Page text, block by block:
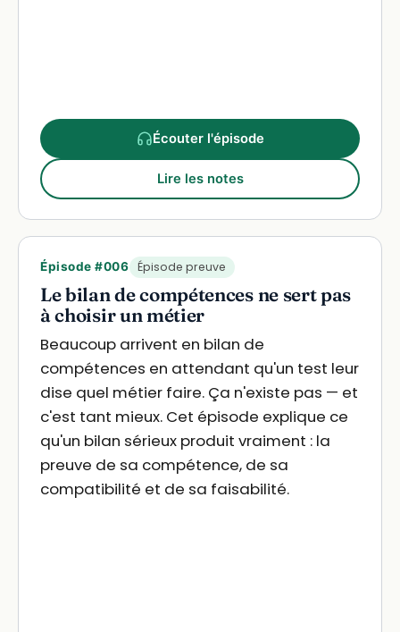
Écouter l'épisode
Lire les notes
Épisode #006 Épisode preuve
Le bilan de compétences ne sert pas
à choisir un métier
Beaucoup arrivent en bilan de
compétences en attendant qu'un test leur
dise quel métier faire. Ça n'existe pas — et
c'est tant mieux. Cet épisode explique ce
qu'un bilan sérieux produit vraiment : la
preuve de sa compétence, de sa
compatibilité et de sa faisabilité.